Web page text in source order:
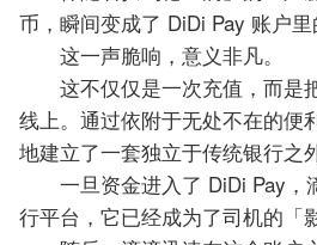
币，瞬间变成了 DiDi Pay 账户里
这一声脆响，意义非凡。
这不仅仅是一次充值，而是
线上。通过依附于无处不在的便
地建立了一套独立于传统银行之
一旦资金进入了 DiDi Pay，
行平台，它已经成为了司机的「